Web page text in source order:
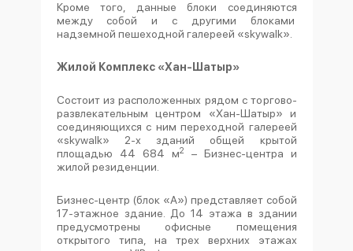
Кроме того, данные блоки соединяются
между собой и с другими блоками
надземной пешеходной галереей «skywalk».
Жилой Комплекс «Хан-Шатыр»
Состоит из расположенных рядом с торгово-
развлекательным центром «Хан-Шатыр» и
соединяющихся с ним переходной галереей
«skywalk» 2-х зданий общей крытой
площадью 44 684 м2
– Бизнес-центра и
жилой резиденции.
Бизнес-центр (блок «А») представляет собой
17-этажное здание. До 14 этажа в здании
предусмотрены офисные помещения
открытого типа, на трех верхних этажах